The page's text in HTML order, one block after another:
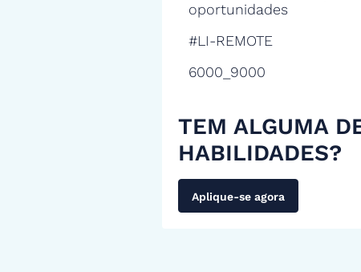
oportunidades
#LI-REMOTE
6000_9000
TEM ALGUMA
HABILIDADES?
Aplique-se agora